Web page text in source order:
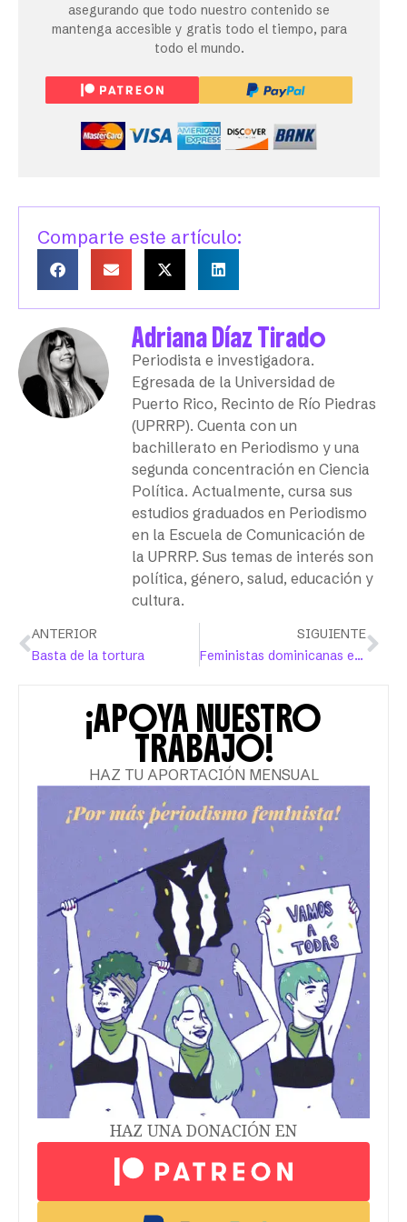
asegurando que todo nuestro contenido se
mantenga accesible y gratis todo el tiempo, para
todo el mundo.
Comparte este artículo:
Adriana Díaz Tirado
Periodista e investigadora.
Egresada de la Universidad de
Puerto Rico, Recinto de Río Piedras
(UPRRP). Cuenta con un
bachillerato en Periodismo y una
segunda concentración en Ciencia
Política. Actualmente, cursa sus
estudios graduados en Periodismo
en la Escuela de Comunicación de
la UPRRP. Sus temas de interés son
política, género, salud, educación y
cultura.
ANTERIOR
Basta de la tortura
SIGUIENTE
Feministas dominicanas exigen despenalización del derecho al aborto en tres causales
¡APOYA NUESTRO
TRABAJO!
HAZ TU APORTACIÓN MENSUAL
HAZ UNA DONACIÓN EN